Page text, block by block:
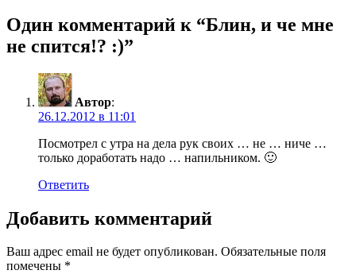
Один комментарий к “Блин, и че мне
не спится!? :)”
Автор:
26.12.2012 в 11:01
Посмотрел с утра на дела рук своих … не … ниче …
только доработать надо … напильником. 🙂
Ответить
Добавить комментарий
Ваш адрес email не будет опубликован. Обязательные поля
помечены *